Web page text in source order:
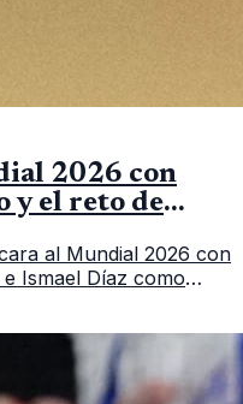
2026 con
y el reto de
al Mundial 2026 con
Ismael Díaz como